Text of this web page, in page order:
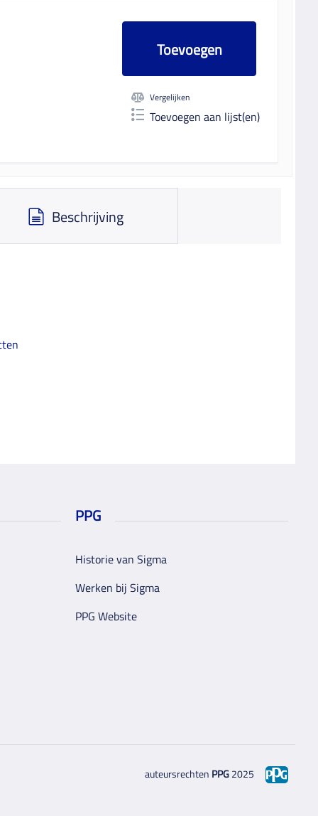
Toevoegen
Vergelijken
Toevoegen aan lijst(en)
Beschrijving
PPG
Historie van Sigma
Werken bij Sigma
PPG Website
auteursrechten PPG2025